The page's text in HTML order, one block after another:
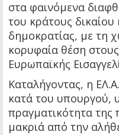
στα φαινόμενα
του κράτους
δημοκρατίας, με τη
κορυφαία θέση
Ευρωπαϊκής
Καταλήγοντας, η
κατά του υπουργού,
πραγματικότητα της
μακριά από την